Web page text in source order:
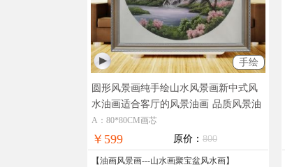
手绘
圆形风景画纯手绘山水风景画新中式风
水油画适合客厅的风景油画 品质风景油
画纯手绘实力画师作品
A：80*80CM画芯
￥599 原价： 800
【油画风景画---山水画聚宝盆风水画】